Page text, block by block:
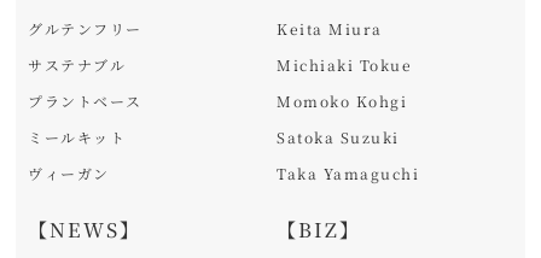
グルテンフリー
サステナブル
プラントベース
ミールキット
ヴィーガン
【NEWS】
Keita Miura
Michiaki Tokue
Momoko Kohgi
Satoka Suzuki
Taka Yamaguchi
【BIZ】